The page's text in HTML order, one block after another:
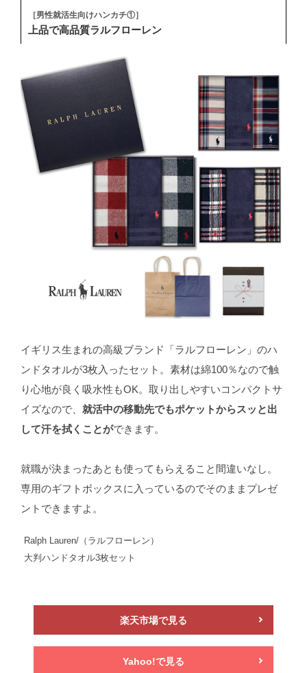
［男性就活生向けハンカチ①］
上品で高品質ラルフローレン
イギリス生まれの高級ブランド「ラルフローレン」のハ
ンドタオルが3枚入ったセット。素材は綿100％なので触
り心地が良く吸水性もOK。取り出しやすいコンパクトサ
イズなので、 就活中の移動先でもポケットからスッと出
して汗を拭くことができます。
就職が決まったあとも使ってもらえること間違いなし。
専用のギフトボックスに入っているのでそのままプレゼ
ントできますよ。
Ralph Lauren/（ラルフローレン）
大判ハンドタオル3枚セット
楽天市場で見る
Yahoo!で見る